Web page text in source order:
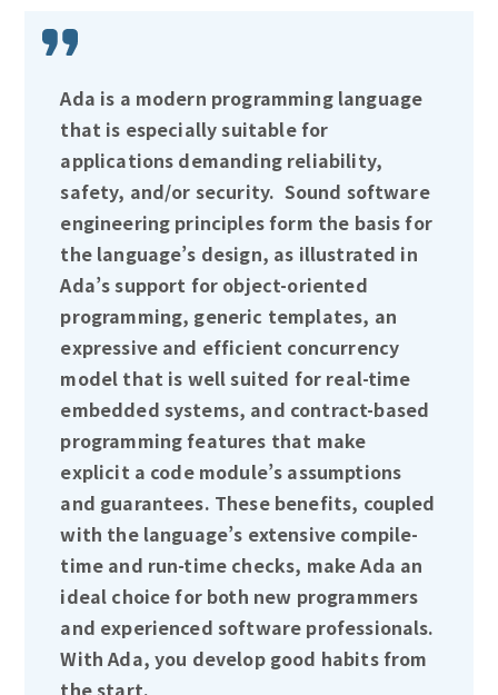
Ada is a modern programming language
that is especially suitable for
applications demanding reliability,
safety, and/or security. Sound software
engineering principles form the basis for
the language’s design, as illustrated in
Ada’s support for object-oriented
programming, generic templates, an
expressive and efficient concurrency
model that is well suited for real-time
embedded systems, and contract-based
programming features that make
explicit a code module’s assumptions
and guarantees. These benefits, coupled
with the language’s extensive compile-
time and run-time checks, make Ada an
ideal choice for both new programmers
and experienced software professionals.
With Ada, you develop good habits from
the start.